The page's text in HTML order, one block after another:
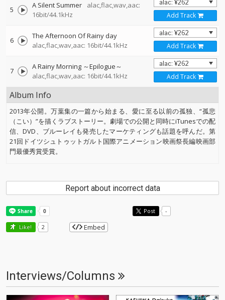
5 A Silent Summer
alac,flac,wav,aac:
16bit/44.1kHz
Add Track
6
The Afternoon Of Rainy day
alac,flac,wav,aac: 16bit/44.1kHz
Add Track
7
A Rainy Morning ～Epilogue～
alac,flac,wav,aac: 16bit/44.1kHz
Add Track
Album Info
2013年公開。万葉集の一篇から始まる、愛に至る以前の孤独、“孤悲
（こい）”を描くラブストーリー。劇場での公開と同時にiTunesでの配
信、DVD、ブルーレイも発売したマーケティングも話題を呼んだ。第
21回ドイツシュトゥットガルト国際アニメーション映画祭長編映画部
門最優秀賞受賞。
Report about incorrect data
Post -
Like! 2 Embed
Interviews/Columns